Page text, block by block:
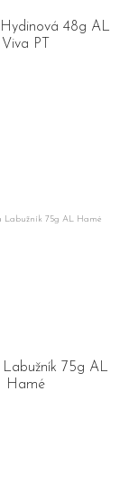
48g AL
Viva PT
75g AL
Hamé